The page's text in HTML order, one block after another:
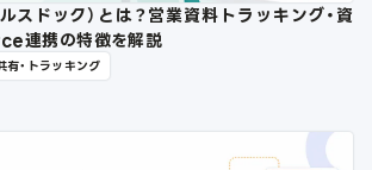
ドック）とは？営業資料トラッキング・資
連携の特徴を解説
有・トラッキング